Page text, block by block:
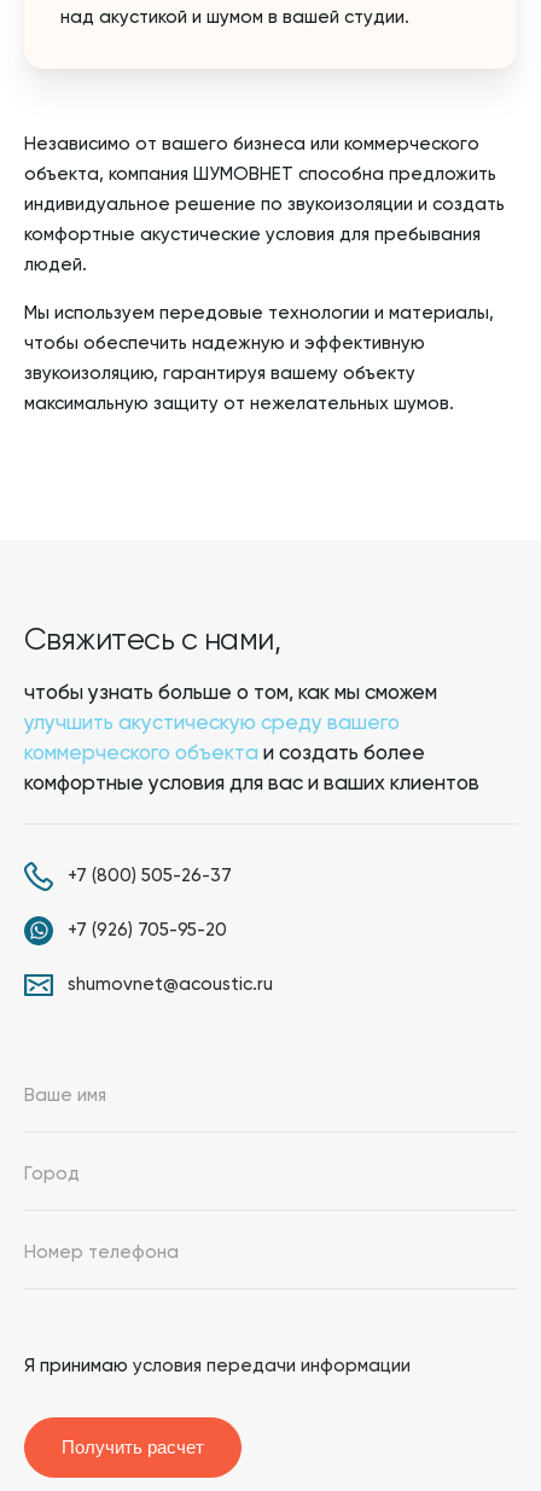
над акустикой и шумом в вашей студии.
Независимо от вашего бизнеса или коммерческого
объекта, компания ШУМОВНЕТ способна предложить
индивидуальное решение по звукоизоляции и создать
комфортные акустические условия для пребывания
людей.
Мы используем передовые технологии и материалы,
чтобы обеспечить надежную и эффективную
звукоизоляцию, гарантируя вашему объекту
максимальную защиту от нежелательных шумов.
Свяжитесь с нами,
чтобы узнать больше о том, как мы сможем
улучшить акустическую среду вашего
коммерческого объекта и создать более
комфортные условия для вас и ваших клиентов
+7 (800) 505-26-37
+7 (926) 705-95-20
shumovnet@acoustic.ru
Я принимаю условия передачи информации